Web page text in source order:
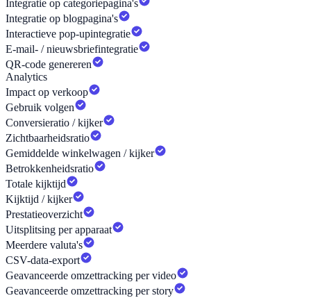
Integratie op categoriepagina's
Integratie op blogpagina's
Interactieve pop-upintegratie
E-mail- / nieuwsbriefintegratie
QR-code genereren
Analytics
Impact op verkoop
Gebruik volgen
Conversieratio / kijker
Zichtbaarheidsratio
Gemiddelde winkelwagen / kijker
Betrokkenheidsratio
Totale kijktijd
Kijktijd / kijker
Prestatieoverzicht
Uitsplitsing per apparaat
Meerdere valuta's
CSV-data-export
Geavanceerde omzettracking per video
Geavanceerde omzettracking per story